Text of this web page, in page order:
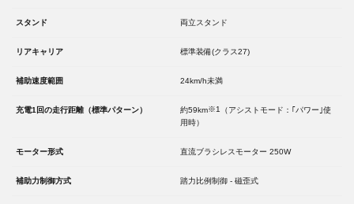
スタンド 両立スタンド
リアキャリア 標準装備(クラス27)
補助速度範囲 24km/h未満
充電1回の走行距離（標準パターン） 約59km※1 （アシストモード：｢パワー｣使
用時）
モーター形式 直流ブラシレスモーター 250W
補助力制御方式 踏力比例制御 - 磁歪式